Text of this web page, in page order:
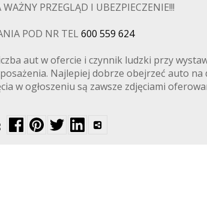
PRZEGLĄD I UBEZPIECZENIE!!!
POD NR TEL 600 559 624
aut w ofercie i czynnik ludzki przy
Najlepiej dobrze obejrzeć auto
w ogłoszeniu są zawsze zdjęciami